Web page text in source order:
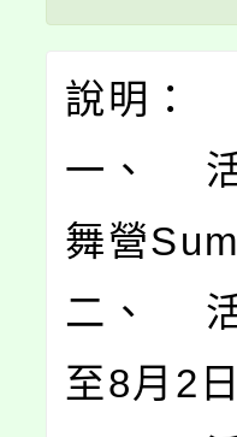
說明：
一、 活
舞營
二、 活
至8月2日